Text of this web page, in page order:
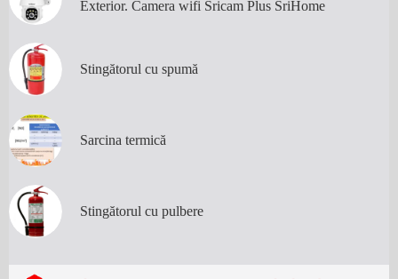
Exterior. Camera wifi Sricam Plus SriHome
Stingătorul cu spumă
Sarcina termică
Stingătorul cu pulbere